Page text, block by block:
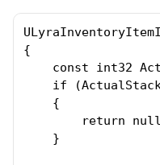
{
const int32
if
    {
return
    }